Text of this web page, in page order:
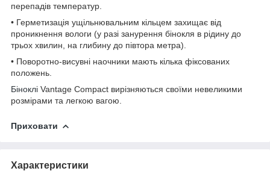
перепадів температур.
• Герметизація ущільнювальним кільцем захищає від
проникнення вологи (у разі занурення бінокля в рідину до
трьох хвилин, на глибину до півтора метра).
• Поворотно-висувні наочники мають кілька фіксованих
положень.
Біноклі Vantage Compact вирізняються своїми невеликими
розмірами та легкою вагою.
Приховати
Характеристики